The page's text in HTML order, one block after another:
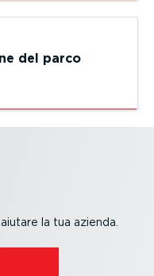
del parco
la tua azienda.